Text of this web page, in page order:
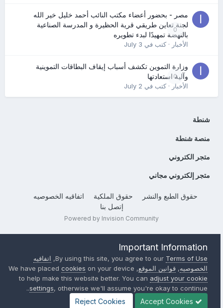
0
مصر - بحضور أعضاء مكتب النائب أحمد خليل خير الله
لجنة تعاين طريقي قرية الحظيرة و المدرسة الصناعية
بالنهضة تمهيدًا لبدء تطويره
الأخبار· كتب في July 3
0
وزارة التموين تكشف أسباب إيقاف البطاقات التموينية
وآلية استعادتها
الأخبار· كتب في July 2
شنطة
منصة شنطة
متجر الكتروني
متجر إلكتروني مجاني
حقوق الطبع والنشر حقوق الملكية
اتفاقيه الخصوصيه
إتصل بنا
Powered by Invision Community
Important Information
By using this site, you agree to ourTerms of Use
, اتفاقيه
الخصوصيه, قوانين الموقع, We have placed
cookies on your device
to help make this website better. You canadjust your cookie
settings , otherwise we'll assume you're okay to continue..
Accept Cookies